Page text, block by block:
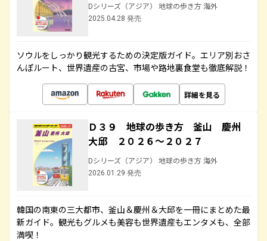
Dシリーズ（アジア） 地球の歩き方 海外
2025.04.28 発売
ソウルをしっかり観光するための決定版ガイド。エリア別おさ
んぽルート、世界遺産の古宮、市場や路地裏食堂も徹底解説！
詳細を見る
Ｄ３９ 地球の歩き方 釜山 慶州
大邱 ２０２６～２０２７
Dシリーズ（アジア） 地球の歩き方 海外
2026.01.29 発売
韓国の南東の三大都市、釜山＆慶州＆大邱を一冊にまとめた最
新ガイド。観光もグルメも美容も世界遺産もエンタメも、全部
満喫！